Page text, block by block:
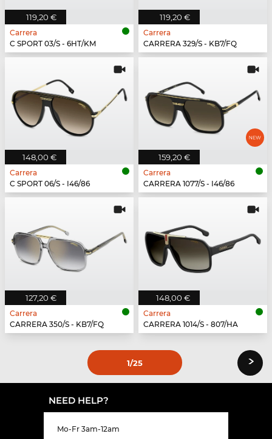
119,20 €
Carrera
C SPORT 03/S - 6HT/KM
119,20 €
Carrera
CARRERA 329/S - KB7/FQ
148,00 €
Carrera
C SPORT 06/S - I46/86
159,20 €
Carrera
CARRERA 1077/S - I46/86
127,20 €
Carrera
CARRERA 350/S - KB7/FQ
148,00 €
Carrera
CARRERA 1014/S - 807/HA
1/25 ›
NEED HELP?
Mo-Fr 3am-12am